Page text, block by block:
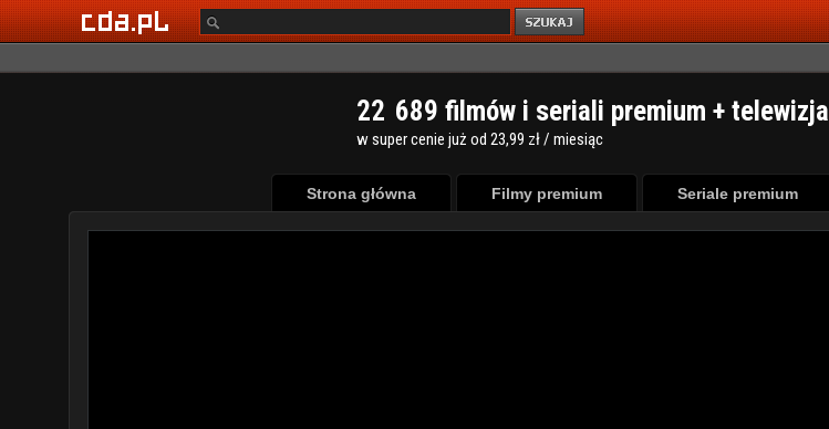
22 689 filmów i seriali premium + telewizja
w super cenie już od 23,99 zł / miesiąc
Strona główna Filmy premium Seriale premium